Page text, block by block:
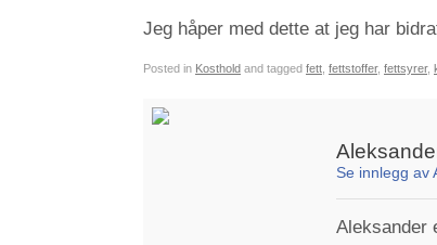
Jeg håper med dette at jeg har
Posted in Kosthold and tagged fett fettstoffer, fettsyrer,
Se innlegg av
Aleksander